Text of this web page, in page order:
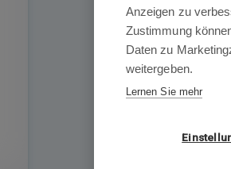
Anzeigen zu
Zustimmung
Daten zu
weitergeben.
Lernen Sie mehr